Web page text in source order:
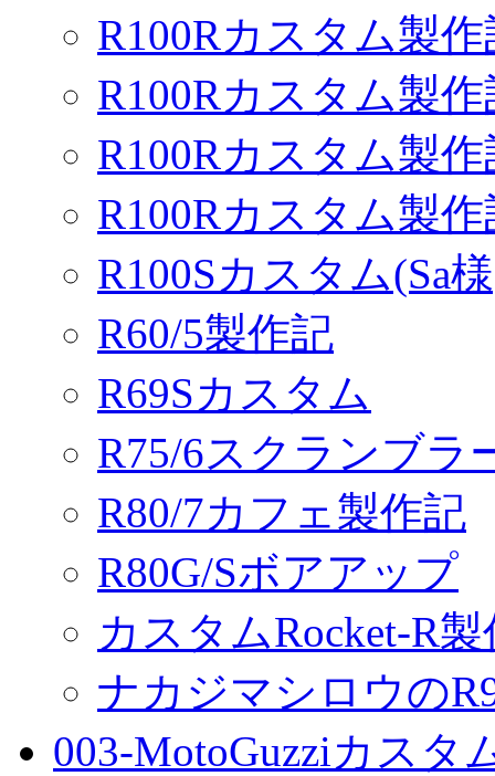
R100Rカスタム製作
R100Rカスタム製作
R100Rカスタム製作
R100Rカスタム製
R100Sカスタム(Sa
R60/5製作記
R69Sカスタム
R75/6スクランブラ
R80/7カフェ製作記
R80G/Sボアアップ
カスタムRocket-R
ナカジマシロウの
003-MotoGuzziカスタ